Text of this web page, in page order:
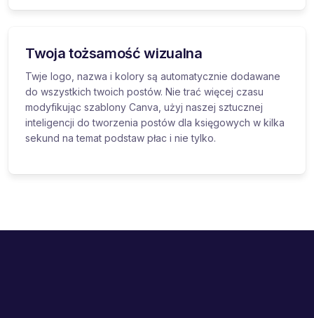
Twoja tożsamość wizualna
Twje logo, nazwa i kolory są automatycznie dodawane
do wszystkich twoich postów. Nie trać więcej czasu
modyfikując szablony Canva, użyj naszej sztucznej
inteligencji do tworzenia postów dla księgowych w kilka
sekund na temat podstaw płac i nie tylko.